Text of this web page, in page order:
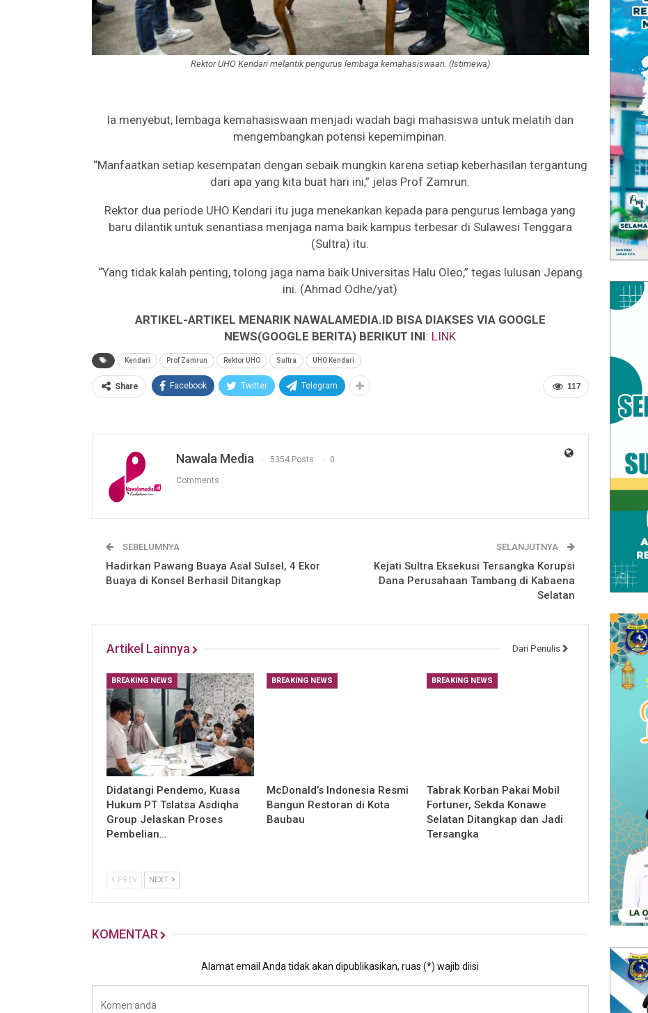
Rektor UHO Kendari melantik pengurus lembaga kemahasiswaan. (Istimewa)
Ia menyebut, lembaga kemahasiswaan menjadi wadah bagi mahasiswa untuk melatih dan
mengembangkan potensi kepemimpinan.
“Manfaatkan setiap kesempatan dengan sebaik mungkin karena setiap keberhasilan tergantung
dari apa yang kita buat hari ini,” jelas Prof Zamrun.
Rektor dua periode UHO Kendari itu juga menekankan kepada para pengurus lembaga yang
baru dilantik untuk senantiasa menjaga nama baik kampus terbesar di Sulawesi Tenggara
(Sultra) itu.
“Yang tidak kalah penting, tolong jaga nama baik Universitas Halu Oleo,” tegas lulusan Jepang
ini. (Ahmad Odhe/yat)
ARTIKEL-ARTIKEL MENARIK NAWALAMEDIA.ID BISA DIAKSES VIA GOOGLE
NEWS(GOOGLE BERITA) BERIKUT INI: LINK
Kendari Prof Zamrun Rektor UHO Sultra UHO Kendari
117
Share Facebook Twitter Telegram
Nawala Media 5354 Posts 0
Comments
SEBELUMNYA
Hadirkan Pawang Buaya Asal Sulsel, 4 Ekor
Buaya di Konsel Berhasil Ditangkap
SELANJUTNYA
Kejati Sultra Eksekusi Tersangka Korupsi
Dana Perusahaan Tambang di Kabaena
Selatan
Artikel Lainnya Dari Penulis
BREAKING NEWS
Didatangi Pendemo, Kuasa
Hukum PT Tslatsa Asdiqha
Group Jelaskan Proses
Pembelian…
BREAKING NEWS
McDonald’s Indonesia Resmi
Bangun Restoran di Kota
Baubau
BREAKING NEWS
Tabrak Korban Pakai Mobil
Fortuner, Sekda Konawe
Selatan Ditangkap dan Jadi
Tersangka
PREV NEXT
KOMENTAR
Alamat email Anda tidak akan dipublikasikan, ruas (*) wajib diisi